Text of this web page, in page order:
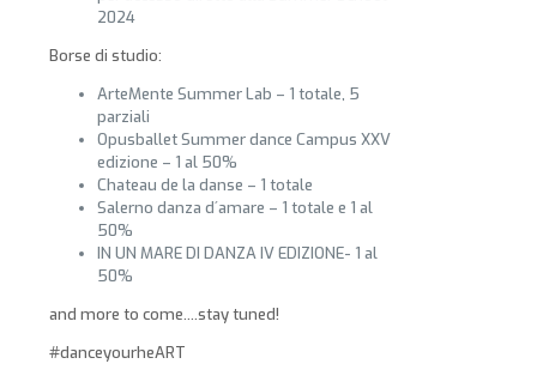
2024
Borse di studio:
ArteMente Summer Lab – 1 totale, 5
parziali
Opusballet Summer dance Campus XXV
edizione – 1 al 50%
Chateau de la danse – 1 totale
Salerno danza d´amare – 1 totale e 1 al
50%
IN UN MARE DI DANZA IV EDIZIONE- 1 al
50%
and more to come….stay tuned!
#danceyourheART